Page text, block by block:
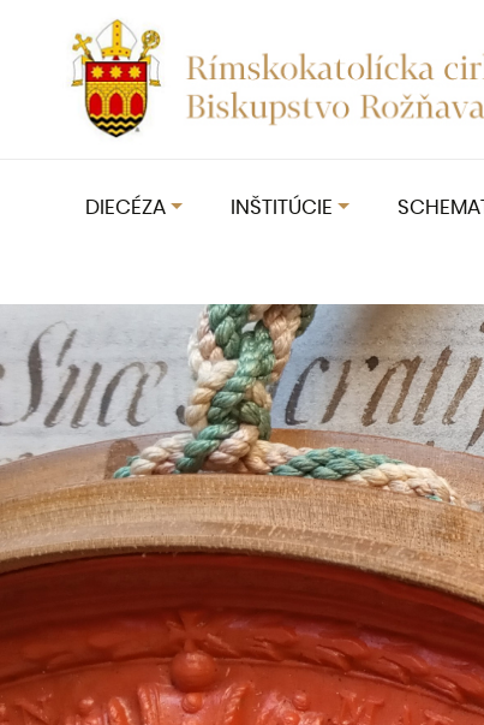
DIECÉZA INŠTITÚCIE